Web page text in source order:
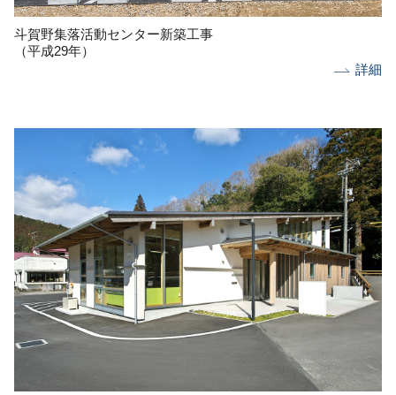
斗賀野集落活動センター新築工事
（平成29年）
詳細